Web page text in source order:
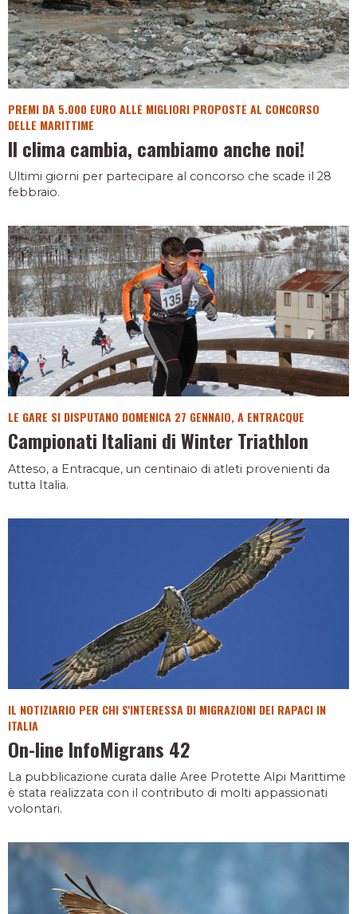
PREMI DA 5.000 EURO ALLE MIGLIORI PROPOSTE AL CONCORSO
DELLE MARITTIME
Il clima cambia, cambiamo anche noi!
Ultimi giorni per partecipare al concorso che scade il 28
febbraio.
LE GARE SI DISPUTANO DOMENICA 27 GENNAIO, A ENTRACQUE
Campionati Italiani di Winter Triathlon
Atteso, a Entracque, un centinaio di atleti provenienti da
tutta Italia.
IL NOTIZIARIO PER CHI S'INTERESSA DI MIGRAZIONI DEI RAPACI IN
ITALIA
On-line InfoMigrans 42
La pubblicazione curata dalle Aree Protette Alpi Marittime
è stata realizzata con il contributo di molti appassionati
volontari.